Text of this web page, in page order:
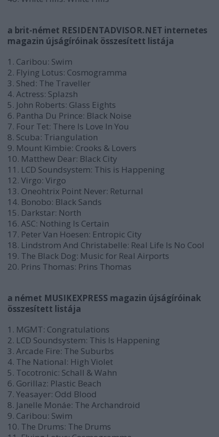
a brit-német RESIDENTADVISOR.NET internetes
magazin újságíróinak összesített listája
1. Caribou: Swim
2. Flying Lotus: Cosmogramma
3. Shed: The Traveller
4. Actress: Splazsh
5. John Roberts: Glass Eights
6. Pantha Du Prince: Black Noise
7. Four Tet: There Is Love In You
8. Scuba: Triangulation
9. Mount Kimbie: Crooks & Lovers
10. Matthew Dear: Black City
11. LCD Soundsystem: This is Happening
12. Virgo: Virgo
13. Oneohtrix Point Never: Returnal
14. Bonobo: Black Sands
15. Darkstar: North
16. ASC: Nothing Is Certain
17. Peter Van Hoesen: Entropic City
18. Lindstrom And Christabelle: Real Life Is No Cool
19. The Black Dog: Music for Real Airports
20. Prins Thomas: Prins Thomas
a német MUSIKEXPRESS magazin újságíróinak
összesített listája
1. MGMT: Congratulations
2. LCD Soundsystem: This Is Happening
3. Arcade Fire: The Suburbs
4. The National: High Violet
5. Tocotronic: Schall & Wahn
6. Gorillaz: Plastic Beach
7. Yeasayer: Odd Blood
8. Janelle Monáe: The Archandroid
9. Caribou: Swim
10. The Drums: The Drums